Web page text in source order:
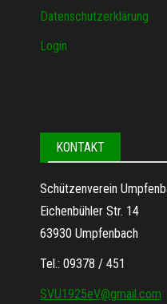
Datenschutzerklärung
Login
KONTAKT
Schützenverein
Eichenbühler Str. 14
63930 Umpfenbach
Tel.: 09378 / 451
SVU1925eV@gmail.com